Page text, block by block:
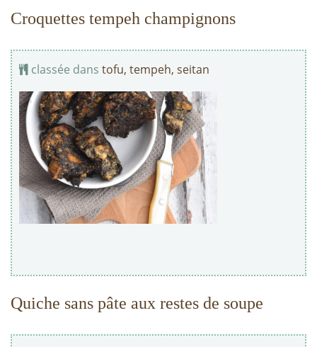
Croquettes tempeh champignons
classée dans tofu, tempeh, seitan
Quiche sans pâte aux restes de soupe